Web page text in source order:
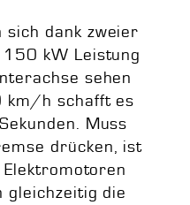
sich dank zweier
kW Leistung
sehen
km/h schafft es
Muss
drücken, ist
gleichzeitig die